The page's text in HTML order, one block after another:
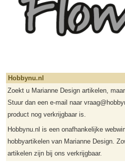
Hobbynu.nl
Zoekt u Marianne Design artikelen,
Stuur dan een e-mail naar
product nog verkrijgbaar is.
Hobbynu.nl is een onafhankelijke
hobbyartikelen van Marianne Design.
artikelen zijn bij ons verkrijgbaar.